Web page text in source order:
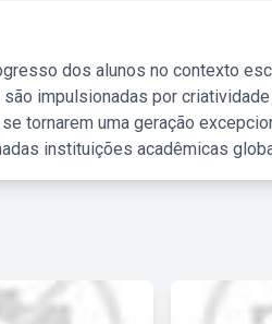
dos alunos no contexto
impulsionadas por
tornarem uma geração
instituições acadêmicas